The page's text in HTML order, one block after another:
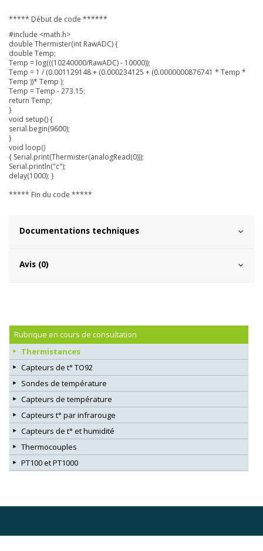
***** Début de code ******
#include <math.h>
double Thermister(int RawADC) {
double Temp;
Temp = log(((10240000/RawADC) - 10000));
Temp = 1 / (0.001129148 + (0.000234125 + (0.0000000876741 * Temp *
Temp ))* Temp );
Temp = Temp - 273.15;
return Temp;
}
void setup() {
serial.begin(9600);
}
void loop()
{ Serial.print(Thermister(analogRead(0)));
Serial.println("c");
delay(1000); }
***** Fin du code *****
Documentations techniques
Avis (0)
Rubrique en cours de consultation
Thermistances
Capteurs de t° TO92
Sondes de température
Capteurs de température
Capteurs t° par infrarouge
Capteurs de t° et humidité
Thermocouples
PT100 et PT1000